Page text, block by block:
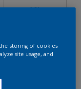
10L
storing of cookies
site usage, and